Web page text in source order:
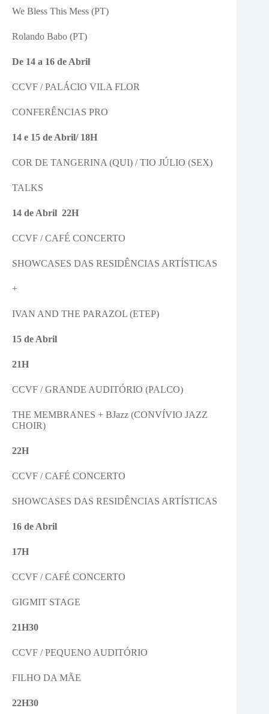
We Bless This Mess (PT)
Rolando Babo (PT)
De 14 a 16 de Abril
CCVF / PALÁCIO VILA FLOR
CONFERÊNCIAS PRO
14 e 15 de Abril/ 18H
COR DE TANGERINA (QUI) / TIO JÚLIO (SEX)
TALKS
14 de Abril 22H
CCVF / CAFÉ CONCERTO
SHOWCASES DAS RESIDÊNCIAS ARTÍSTICAS
+
IVAN AND THE PARAZOL (ETEP)
15 de Abril
21H
CCVF / GRANDE AUDITÓRIO (PALCO)
THE MEMBRANES + BJazz (CONVÍVIO JAZZ
CHOIR)
22H
CCVF / CAFÉ CONCERTO
SHOWCASES DAS RESIDÊNCIAS ARTÍSTICAS
16 de Abril
17H
CCVF / CAFÉ CONCERTO
GIGMIT STAGE
21H30
CCVF / PEQUENO AUDITÓRIO
FILHO DA MÃE
22H30